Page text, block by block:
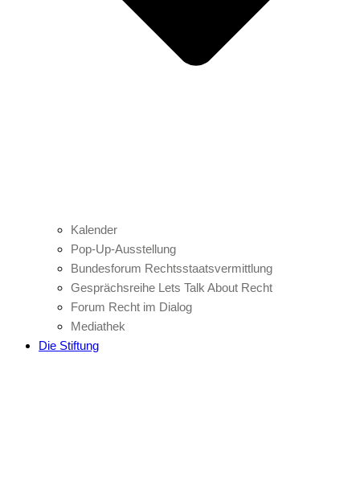
Kalender
Pop-Up-Ausstellung
Bundesforum Rechtsstaatsvermittlung
Gesprächsreihe Lets Talk About Recht
Forum Recht im Dialog
Mediathek
Die Stiftung